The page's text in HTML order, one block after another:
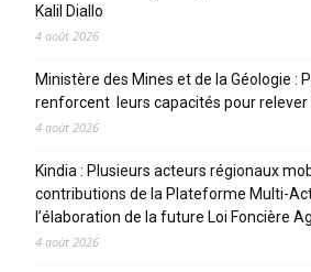
Kalil Diallo
4 août 2026
Ministère des Mines et de la Géologie :
renforcent leurs capacités pour relever
4 août 2026
Kindia : Plusieurs acteurs régionaux
contributions de la Plateforme Multi-
l’élaboration de la future Loi Foncière
4 août 2026